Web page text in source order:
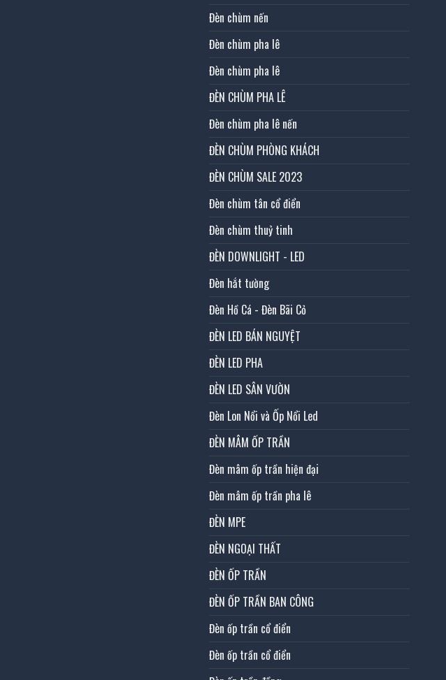
Đèn chùm nến
Đèn chùm pha lê
Đèn chùm pha lê
ĐÈN CHÙM PHA LÊ
Đèn chùm pha lê nến
ĐÈN CHÙM PHÒNG KHÁCH
ĐÈN CHÙM SALE 2023
Đèn chùm tân cổ điển
Đèn chùm thuỷ tinh
ĐÈN DOWNLIGHT - LED
Đèn hắt tường
Đèn Hồ Cá - Đèn Bãi Cỏ
ĐÈN LED BÁN NGUYỆT
ĐÈN LED PHA
ĐÈN LED SÂN VƯỜN
Đèn Lon Nổi và Ốp Nổi Led
ĐÈN MÂM ỐP TRẦN
Đèn mâm ốp trần hiện đại
Đèn mâm ốp trần pha lê
ĐÈN MPE
ĐÈN NGOẠI THẤT
ĐÈN ỐP TRẦN
ĐÈN ỐP TRẦN BAN CÔNG
Đèn ốp trần cổ điển
Đèn ốp trần cổ điển